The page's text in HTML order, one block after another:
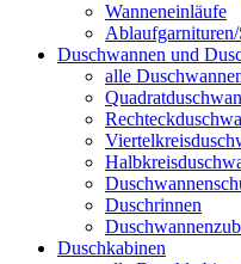
Wanneneinläufe
Duschwannen und
alle
Duschrinnen
Duschkabinen